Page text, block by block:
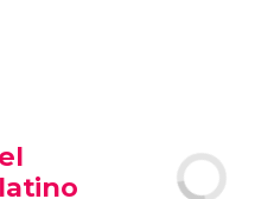
Vaticanos y la Capilla